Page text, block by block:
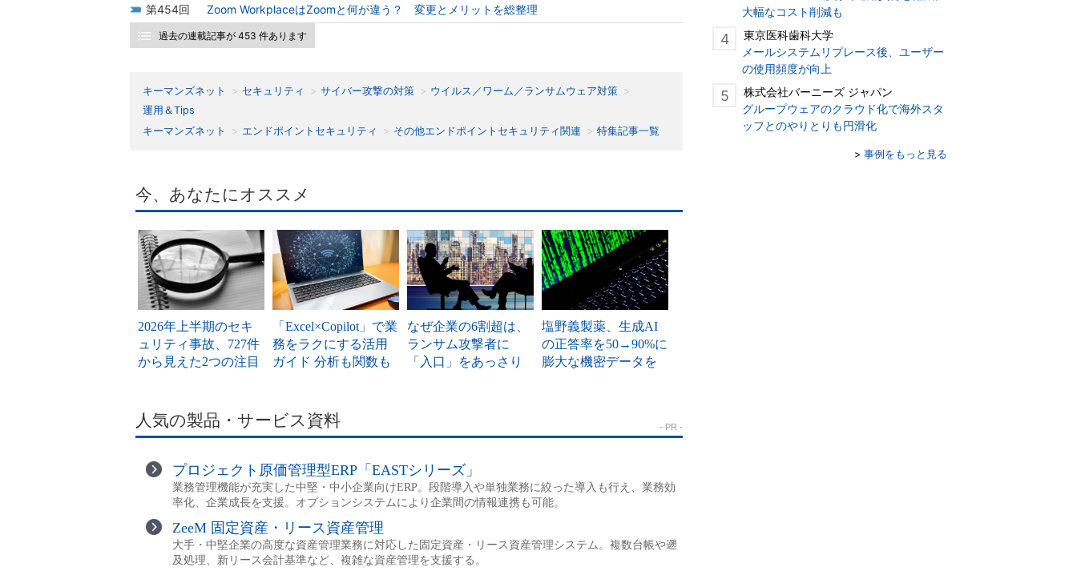
454
Zoom WorkplaceはZoomと何が違う？ 変更とメリットを総整理
過去の連載記事が 453 件あります
キーマンズネット セキュリティ サイバー攻撃の対策
ウイルス／ワーム／ランサムウェア対策
運用＆Tips
キーマンズネット
エンドポイントセキュリティ その他エンドポイントセキュリティ関連 特集記事一覧